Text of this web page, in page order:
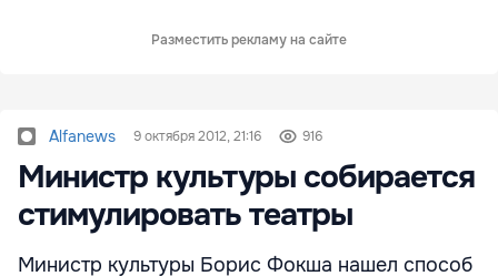
Разместить рекламу на сайте
Alfanews 9 октября 2012, 21:16 916
Министр культуры собирается
стимулировать театры
Министр культуры Борис Фокша нашел способ